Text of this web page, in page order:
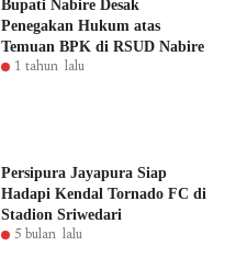
Penegakan Hukum atas
Temuan BPK di RSUD Nabire
1 tahun lalu
Persipura Jayapura Siap
Hadapi Kendal Tornado FC di
Stadion Sriwedari
5 bulan lalu